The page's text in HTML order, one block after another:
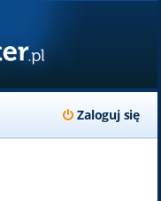
Zaloguj się